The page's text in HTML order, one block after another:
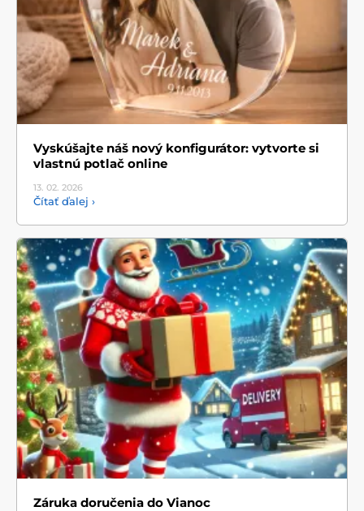
Vyskúšajte náš nový konfigurátor: vytvorte si
vlastnú potlač online
13. 02. 2026
Čítať ďalej ›
Záruka doručenia do Vianoc